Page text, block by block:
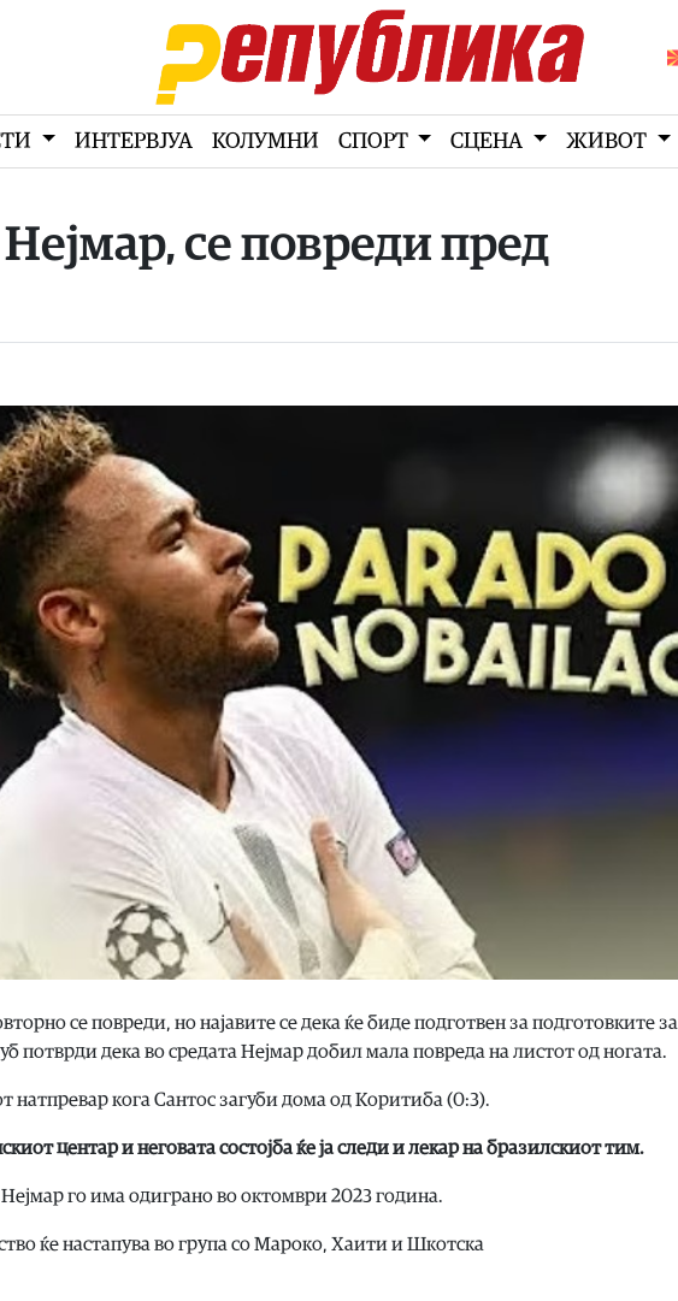
ИНТЕРВЈУА КОЛУМНИ СПОРТ СЦЕНА ЖИВОТ
се повреди пред
се повреди, но најавите се дека ќе биде подготвен за подготовките за
потврди дека во средата Нејмар добил мала повреда на листот од ногата.
натпревар кога Сантос загуби дома од Коритиба (0:3).
центар и неговата состојба ќе ја следи и лекар на бразилскиот тим.
го има одиграно во октомври 2023 година.
ќе настапува во група со Мароко, Хаити и Шкотска